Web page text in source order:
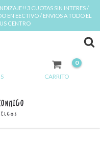
3 CUOTAS SIN INTERES /
EN EECTIVO / ENVIOS A TODO EL
CENTRO
CARRITO
0